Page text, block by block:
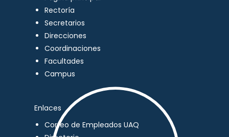
Rectoría
Secretarios
Direcciones
Coordinaciones
Facultades
Campus
Enlaces
Correo de Empleados UAQ